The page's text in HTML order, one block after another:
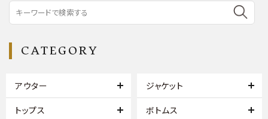
CATEGORY
アウター ジャケット
トップス ボトムス